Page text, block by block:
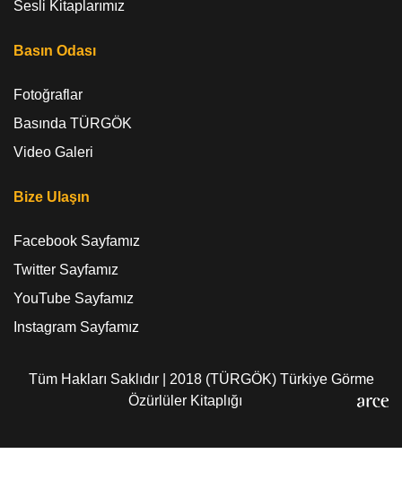
Sesli Kitaplarımız
Basın Odası
Fotoğraflar
Basında TÜRGÖK
Video Galeri
Bize Ulaşın
Facebook Sayfamız
Twitter Sayfamız
YouTube Sayfamız
Instagram Sayfamız
Tüm Hakları Saklıdır | 2018 (TÜRGÖK) Türkiye Görme
Özürlüler Kitaplığı